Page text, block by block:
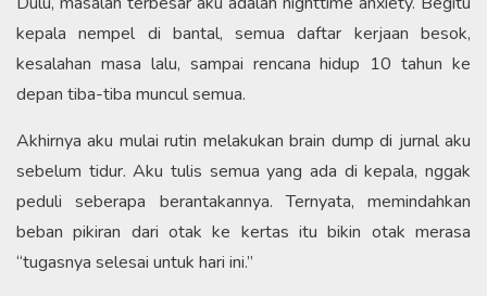
kepala nempel di bantal, semua daftar kerjaan besok,
kesalahan masa lalu, sampai rencana hidup 10 tahun ke
depan tiba-tiba muncul semua.
Akhirnya aku mulai rutin melakukan brain dump di jurnal aku
sebelum tidur. Aku tulis semua yang ada di kepala, nggak
peduli seberapa berantakannya. Ternyata, memindahkan
beban pikiran dari otak ke kertas itu bikin otak merasa
“tugasnya selesai untuk hari ini.”